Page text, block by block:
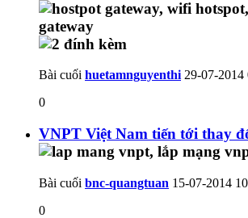
Bài cuối huetamnguyenthi29-07-2014
0
VNPT Việt Nam tiến tới thay
Bài cuối bnc-quangtuan 15-07-2014
0